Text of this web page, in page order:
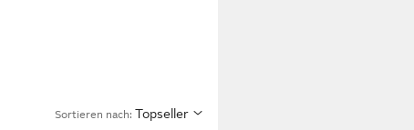
Sortieren nach: Topseller